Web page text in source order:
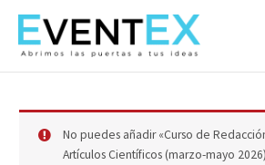
contenido
No puedes añadir «Curso de
Artículos Científicos (marzo-mayo